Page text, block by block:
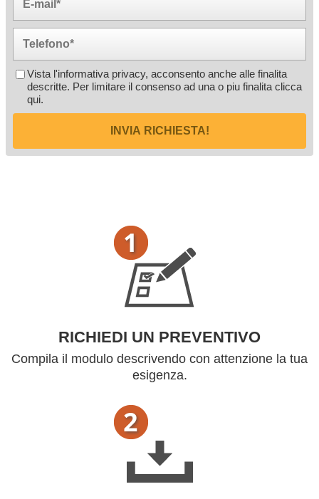
Vista l'informativa privacy, acconsento anche alle finalita
descritte. Per limitare il consenso ad una o piu finalita clicca
qui.
INVIA RICHIESTA!
RICHIEDI UN PREVENTIVO
Compila il modulo descrivendo con attenzione la tua
esigenza.